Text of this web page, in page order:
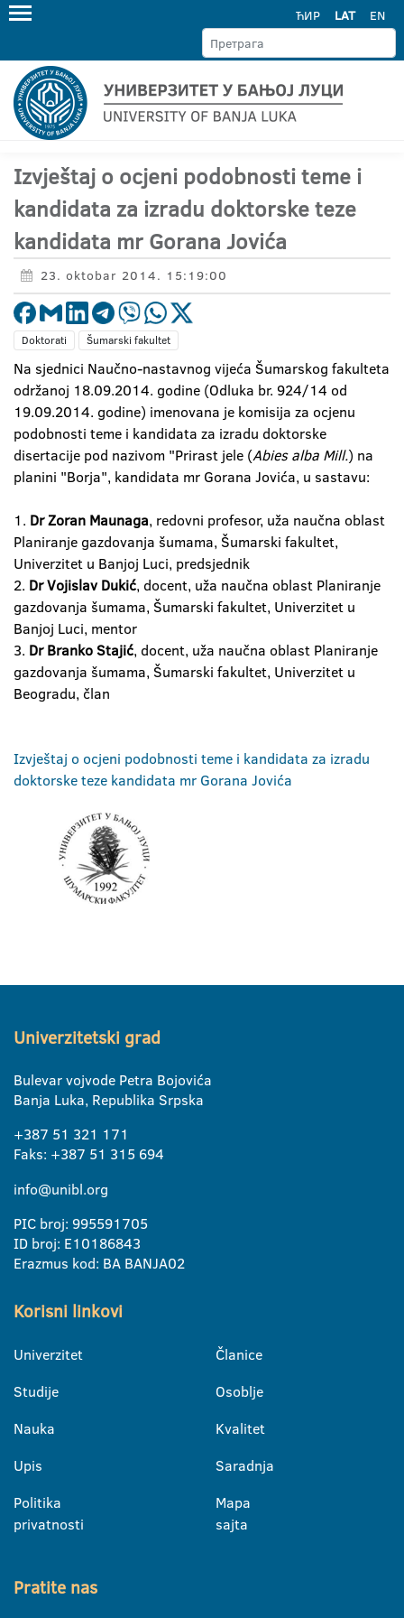
ЋИР LAT EN
Izvještaj o ocjeni podobnosti teme i
kandidata za izradu doktorske teze
kandidata mr Gorana Jovića
23. oktobar 2014. 15:19:00
Doktorati Šumarski fakultet
Na sjednici Naučno-nastavnog vijeća Šumarskog fakulteta
održanoj 18.09.2014. godine (Odluka br. 924/14 od
19.09.2014. godine) imenovana je komisija za ocjenu
podobnosti teme i kandidata za izradu doktorske
disertacije pod nazivom "Prirast jele (Abies alba Mill.) na
planini "Borja", kandidata mr Gorana Jovića, u sastavu:
1. Dr Zoran Maunaga, redovni profesor, uža naučna oblast
Planiranje gazdovanja šumama, Šumarski fakultet,
Univerzitet u Banjoj Luci, predsjednik
2. Dr Vojislav Dukić, docent, uža naučna oblast Planiranje
gazdovanja šumama, Šumarski fakultet, Univerzitet u
Banjoj Luci, mentor
3. Dr Branko Stajić, docent, uža naučna oblast Planiranje
gazdovanja šumama, Šumarski fakultet, Univerzitet u
Beogradu, član
Izvještaj o ocjeni podobnosti teme i kandidata za izradu
doktorske teze kandidata mr Gorana Jovića
Univerzitetski grad
Bulevar vojvode Petra Bojovića
Banja Luka, Republika Srpska
+387 51 321 171
Faks: +387 51 315 694
info@unibl.org
PIC broj: 995591705
ID broj: E10186843
Erazmus kod: BA BANJA02
Korisni linkovi
Univerzitet
Studije
Nauka
Upis
Politika
privatnosti
Članice
Osoblje
Kvalitet
Saradnja
Mapa
sajta
Pratite nas